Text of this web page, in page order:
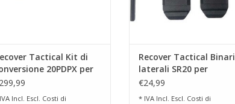
Tactical Kit di
20PDPX per
PDP
Incl. Escl. Costi di
Recover Tactical Binari
laterali SR20 per
stabilizzatore 20/20
€24,99
* IVA Incl. Escl. Costi di